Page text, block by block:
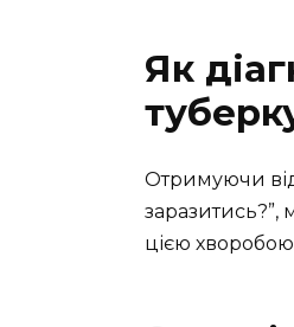
Як
Отримуючи
цією